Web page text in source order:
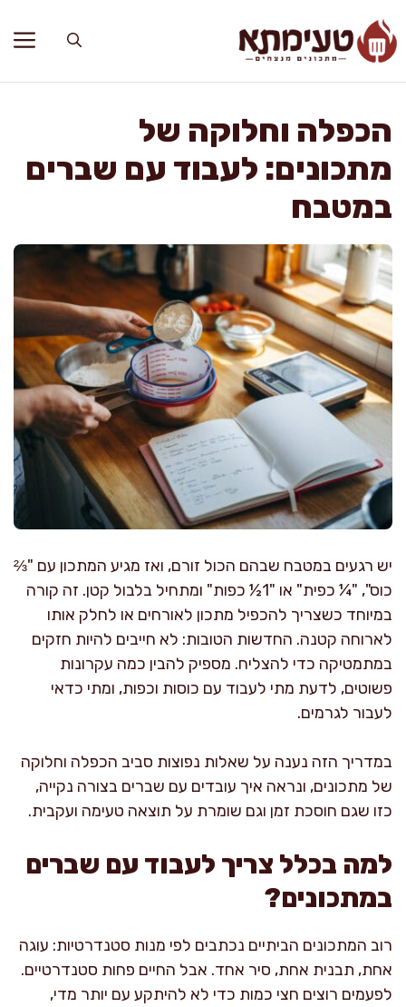
לתוכן
הכפלה וחלוקה של
מתכונים: לעבוד עם שברים
במטבח
יש רגעים במטבח שבהם הכול זורם, ואז מגיע המתכון עם "⅔
כוס", "¼ כפית" או "1½ כפות" ומתחיל בלבול קטן. זה קורה
במיוחד כשצריך להכפיל מתכון לאורחים או לחלק אותו
לארוחה קטנה. החדשות הטובות: לא חייבים להיות חזקים
במתמטיקה כדי להצליח. מספיק להבין כמה עקרונות
פשוטים, לדעת מתי לעבוד עם כוסות וכפות, ומתי כדאי
לעבור לגרמים.
במדריך הזה נענה על שאלות נפוצות סביב הכפלה וחלוקה
של מתכונים, ונראה איך עובדים עם שברים בצורה נקייה,
כזו שגם חוסכת זמן וגם שומרת על תוצאה טעימה ועקבית.
למה בכלל צריך לעבוד עם שברים
במתכונים?
רוב המתכונים הביתיים נכתבים לפי מנות סטנדרטיות: עוגה
אחת, תבנית אחת, סיר אחד. אבל החיים פחות סטנדרטיים.
לפעמים רוצים חצי כמות כדי לא להיתקע עם יותר מדי,